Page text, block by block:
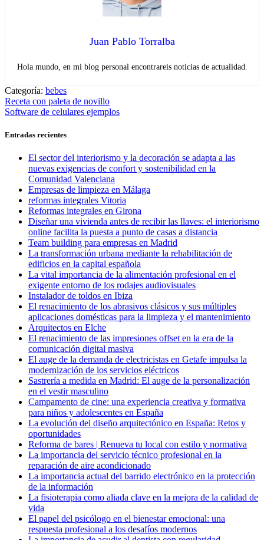
Juan Pablo Torralba
Hola mundo, en mi blog personal encontrareis noticias de actualidad.
Categoría: bebes
Navegación
de
entradas
Entrada
anterior:
Receta con paleta de novillo
Entrada
Software de celulares ejemplos
Entradas recientes
El sector del interiorismo y la decoración se adapta a las
nuevas exigencias de confort y sostenibilidad en la
Comunidad Valenciana
Empresas de limpieza en Málaga
reformas integrales Vitoria
Reformas integrales en Girona
Diseñar una vivienda antes de recibir las llaves: el interiorismo
online facilita la puesta a punto de casas a distancia
Team building para empresas en Madrid
La transformación urbana mediante la rehabilitación de
edificios en la capital española
La vital importancia de la alimentación profesional en el
exigente entorno de los rodajes audiovisuales
Instalador de toldos en Ibiza
El renacimiento de los abrasivos clásicos y sus múltiples
aplicaciones domésticas para la limpieza y el mantenimiento
Arquitectos en Elche
El renacimiento de las impresiones offset en la era de la
comunicación digital masiva
El auge de la demanda de electricistas en Getafe impulsa la
modernización de los servicios eléctricos
Sastrería a medida en Madrid: El auge de la personalización
en el vestir masculino
Campamento de cine: una experiencia creativa y formativa
para niños y adolescentes en España
La evolución del diseño arquitectónico en España: Retos y
oportunidades
Reforma de bares | Renueva tu local con estilo y normativa
La importancia del servicio técnico profesional en la
reparación de aire acondicionado
La importancia actual del barrido electrónico en la protección
de la información
La fisioterapia como aliada clave en la mejora de la calidad de
vida
El papel del psicólogo en el bienestar emocional: una
respuesta profesional a los desafíos modernos